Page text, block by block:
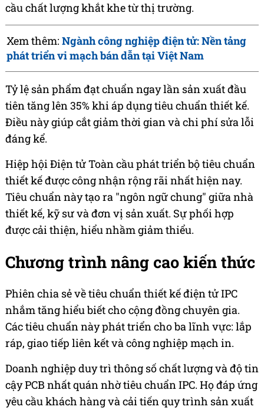
cầu chất lượng khắt khe từ thị trường.
Xem thêm: Ngành công nghiệp điện tử: Nền tảng
phát triển vi mạch bán dẫn tại Việt Nam
Tỷ lệ sản phẩm đạt chuẩn ngay lần sản xuất đầu
tiên tăng lên 35% khi áp dụng tiêu chuẩn thiết kế.
Điều này giúp cắt giảm thời gian và chi phí sửa lỗi
đáng kể.
Hiệp hội Điện tử Toàn cầu phát triển bộ tiêu chuẩn
thiết kế được công nhận rộng rãi nhất hiện nay.
Tiêu chuẩn này tạo ra "ngôn ngữ chung" giữa nhà
thiết kế, kỹ sư và đơn vị sản xuất. Sự phối hợp
được cải thiện, hiểu nhầm giảm thiểu.
Chương trình nâng cao kiến thức
Phiên chia sẻ về tiêu chuẩn thiết kế điện tử IPC
nhắm tăng hiểu biết cho cộng đồng chuyên gia.
Các tiêu chuẩn này phát triển cho ba lĩnh vực: lắp
ráp, giao tiếp liên kết và công nghiệp mạch in.
Doanh nghiệp duy trì thông số chất lượng và độ tin
cậy PCB nhất quán nhờ tiêu chuẩn IPC. Họ đáp ứng
yêu cầu khách hàng và cải tiến quy trình sản xuất